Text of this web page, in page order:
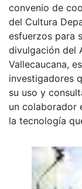
convenio de
del Cultura
esfuerzos para
divulgación del
Vallecaucana,
investigadores
su uso y
un colaborador
la tecnología